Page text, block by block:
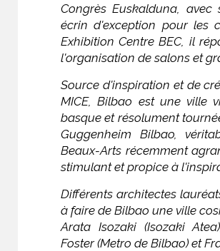
Congrès Euskalduna,
écrin d'exception pour les
Exhibition Centre BEC, il
l'organisation de salons et
Source d'inspiration et de
MICE, Bilbao est une ville
basque et résolument
Guggenheim Bilbao,
Beaux-Arts récemment
stimulant et propice à
Différents architectes
à faire de Bilbao une ville
Arata Isozaki (Isozaki
Foster (Metro de Bilbao) et